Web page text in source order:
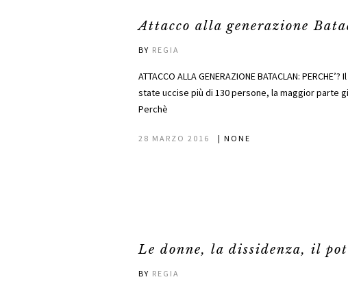
Attacco alla generazione
BY REGIA
ATTACCO ALLA GENERAZIONE BATACLAN:
state uccise più di 130 persone, la maggior parte
Perchè
28 MARZO 2016 | NONE
Le donne, la dissidenza, il
BY REGIA